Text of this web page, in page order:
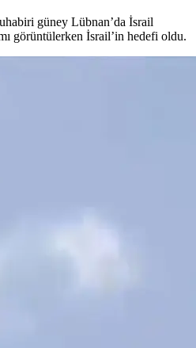
güney Lübnan’da İsrail
görüntülerken İsrail’in hedefi oldu.